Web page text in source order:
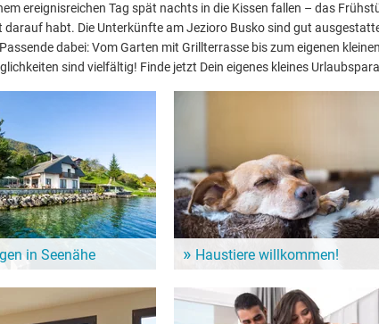
ereignisreichen Tag spät nachts in die Kissen fallen – das
darauf habt. Die Unterkünfte am Jezioro Busko sind gut
dabei: Vom Garten mit Grillterrasse bis zum eigenen kleinen
sind vielfältig! Finde jetzt Dein eigenes kleines
in Seenähe
Alternative für den nächsten
Haustiere willkommen!
haben. Es gibt zahlreiche Unterkünfte am
denen auch der Hund willkommen ist.